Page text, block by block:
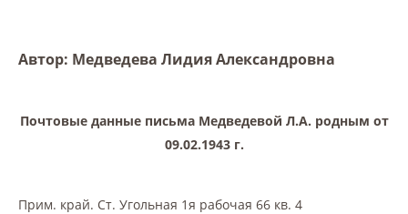
Автор: Медведева Лидия Александровна
Почтовые данные письма Медведевой Л.А. родным от
09.02.1943 г.
Прим. край. Ст. Угольная 1я рабочая 66 кв. 4